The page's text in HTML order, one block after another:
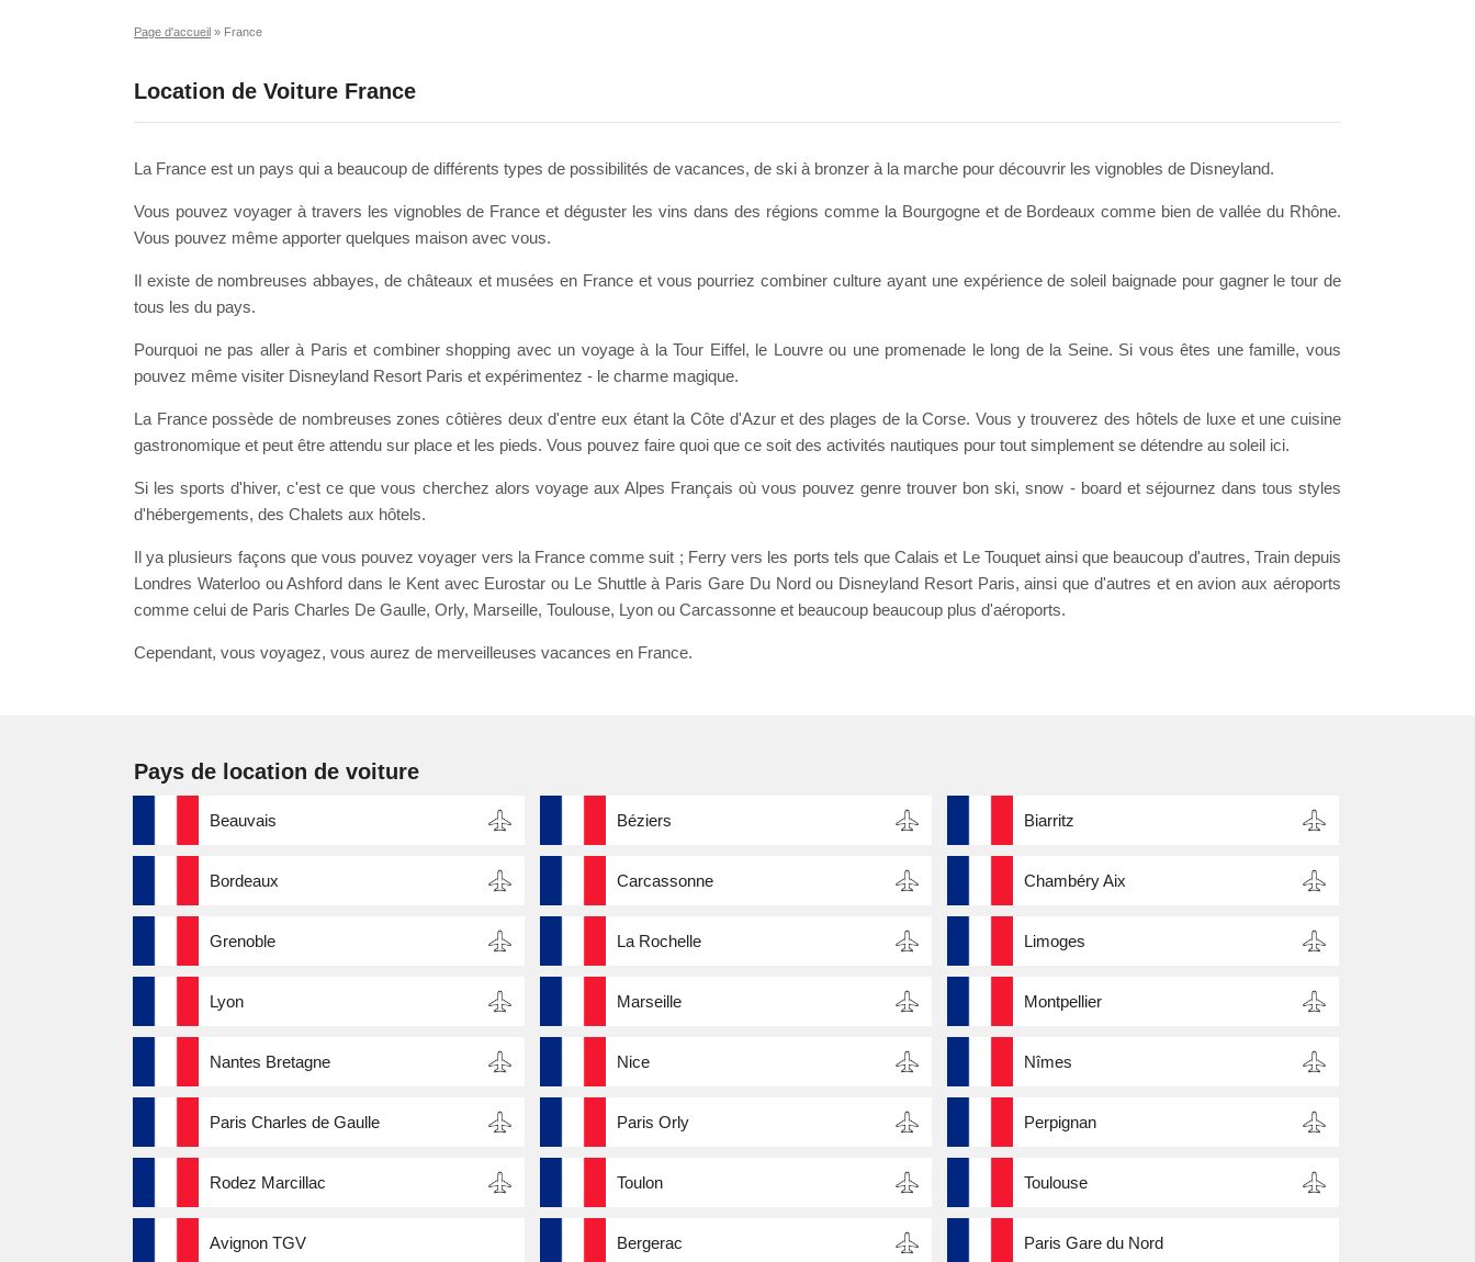
Page d'accueil » France
Location de Voiture France
La France est un pays qui a beaucoup de différents types de possibilités de vacances, de ski à bronzer à la marche pour découvrir les vignobles de Disneyland.
Vous pouvez voyager à travers les vignobles de France et déguster les vins dans des régions comme la Bourgogne et de Bordeaux comme bien de vallée du Rhône.
Vous pouvez même apporter quelques maison avec vous.
Il existe de nombreuses abbayes, de châteaux et musées en France et vous pourriez combiner culture ayant une expérience de soleil baignade pour gagner le tour de
tous les du pays.
Pourquoi ne pas aller à Paris et combiner shopping avec un voyage à la Tour Eiffel, le Louvre ou une promenade le long de la Seine. Si vous êtes une famille, vous
pouvez même visiter Disneyland Resort Paris et expérimentez - le charme magique.
La France possède de nombreuses zones côtières deux d'entre eux étant la Côte d'Azur et des plages de la Corse. Vous y trouverez des hôtels de luxe et une cuisine
gastronomique et peut être attendu sur place et les pieds. Vous pouvez faire quoi que ce soit des activités nautiques pour tout simplement se détendre au soleil ici.
Si les sports d'hiver, c'est ce que vous cherchez alors voyage aux Alpes Français où vous pouvez genre trouver bon ski, snow - board et séjournez dans tous styles
d'hébergements, des Chalets aux hôtels.
Il ya plusieurs façons que vous pouvez voyager vers la France comme suit ; Ferry vers les ports tels que Calais et Le Touquet ainsi que beaucoup d'autres, Train depuis
Londres Waterloo ou Ashford dans le Kent avec Eurostar ou Le Shuttle à Paris Gare Du Nord ou Disneyland Resort Paris, ainsi que d'autres et en avion aux aéroports
comme celui de Paris Charles De Gaulle, Orly, Marseille, Toulouse, Lyon ou Carcassonne et beaucoup beaucoup plus d'aéroports.
Cependant, vous voyagez, vous aurez de merveilleuses vacances en France.
Pays de location de voiture
Beauvais Béziers Biarritz
Bordeaux Carcassonne Chambéry Aix
Grenoble La Rochelle Limoges
Lyon Marseille Montpellier
Nantes Bretagne Nice Nîmes
Paris Charles de Gaulle Paris Orly Perpignan
Rodez Marcillac Toulon Toulouse
Avignon TGV Bergerac Paris Gare du Nord